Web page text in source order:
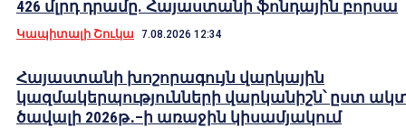
426 մլրդ դրամը. Հայաստանի ֆոնդային բորսա
Կապիտալի Շուկա 7.08.2026 12:34
Հայաստանի խոշորագույն վարկային
կազմակերպությունների վարկանիշն՝ ըստ
ծավալի 2026թ․–ի առաջին կիսամյակում